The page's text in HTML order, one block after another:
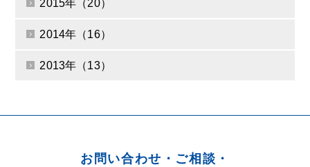
2015年（20）
2014年（16）
2013年（13）
お問い合わせ・ご相談・